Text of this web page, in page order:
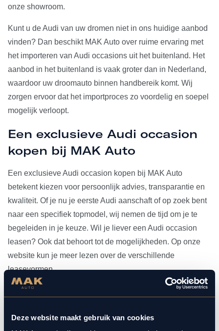
Deze website maakt gebruik van cookies
onze showroom.
Kunt u de Audi van uw dromen niet in ons huidige aanbod
vinden? Dan beschikt MAK Auto over ruime ervaring met
het importeren van Audi occasions uit het buitenland. Het
aanbod in het buitenland is vaak groter dan in Nederland,
waardoor uw droomauto binnen handbereik komt. Wij
zorgen ervoor dat het importproces zo voordelig en soepel
mogelijk verloopt.
Een exclusieve Audi occasion
kopen bij MAK Auto
Een exclusieve Audi occasion kopen bij MAK Auto
betekent kiezen voor persoonlijk advies, transparantie en
kwaliteit. Of je nu je eerste Audi aanschaft of op zoek bent
naar een specifiek topmodel, wij nemen de tijd om je te
begeleiden in je keuze. Wil je liever een Audi occasion
leasen? Ook dat behoort tot de mogelijkheden. Op onze
website kun je meer lezen over de verschillende
leasevormen.
Heb je je Audi occasion eenmaal gevonden, dan kun je
aangesloten bij Bosch Car Service, beschikken onze